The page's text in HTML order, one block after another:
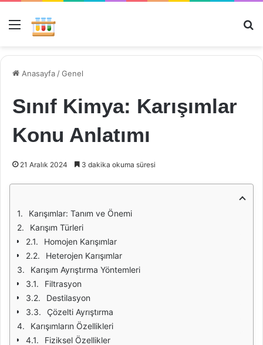
Menü
Anasayfa /Genel
Sınıf Kimya: Karışımlar
Konu Anlatımı
21 Aralık 2024 3 dakika okuma süresi
Karışımlar: Tanım ve Önemi
Karışım Türleri
Homojen Karışımlar
Heterojen Karışımlar
Karışım Ayrıştırma Yöntemleri
Filtrasyon
Destilasyon
Çözelti Ayrıştırma
Karışımların Özellikleri
Fiziksel Özellikler